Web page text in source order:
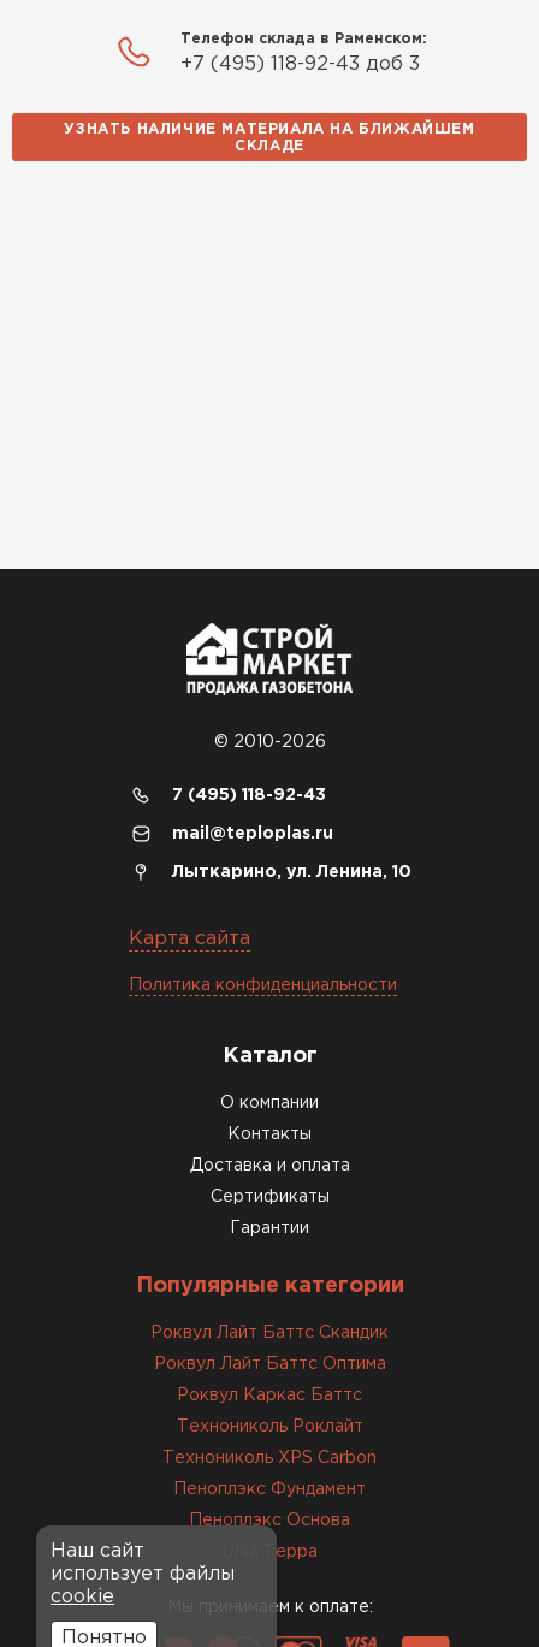
Телефон склада в Раменском:
+7 (495) 118-92-43 доб 3
УЗНАТЬ НАЛИЧИЕ МАТЕРИАЛА НА БЛИЖАЙШЕМ
СКЛАДЕ
© 2010-2026
7 (495) 118-92-43
mail@teploplas.ru
Лыткарино, ул. Ленина, 10
Карта сайта
Политика конфиденциальности
Каталог
О компании
Контакты
Доставка и оплата
Сертификаты
Гарантии
Популярные категории
Роквул Лайт Баттс Скандик
Роквул Лайт Баттс Оптима
Роквул Каркас Баттс
Технониколь Роклайт
Технониколь XPS Carbon
Пеноплэкс Фундамент
Пеноплэкс Основа
Ursa Терра
Мы принимаем к оплате:
ПЕРЕЙТИ
Наш сайт
использует файлы
cookie
Понятно